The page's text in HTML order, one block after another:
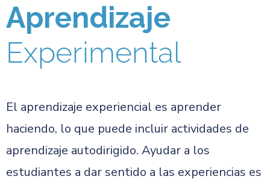
Aprendizaje
Experimental
El aprendizaje experiencial es aprender
haciendo, lo que puede incluir actividades de
aprendizaje autodirigido. Ayudar a los
estudiantes a dar sentido a las experiencias es